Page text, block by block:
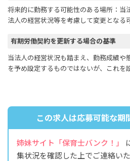
将来的に勤務する可能性のある場所：当
法人の経営状況等を考慮して変更となる
有期労働契約を更新する場合の基準
当法人の経営状況も踏まえ、勤務成績や
を予め設定するものではないが、これを
この求人は応募可能な期
姉妹サイト「保育士バンク！」
集状況を確認した上でご連絡い